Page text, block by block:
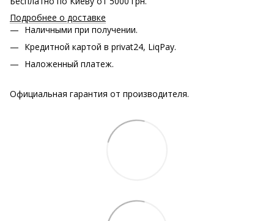
Подробнее о доставке
Наличными при получении.
Кредитной картой в privat24, LiqPay.
Наложенный платеж.
Официальная гарантия от производителя.